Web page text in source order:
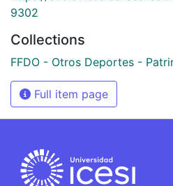
9302
Collections
FFDO - Otros Deportes -
Full item page